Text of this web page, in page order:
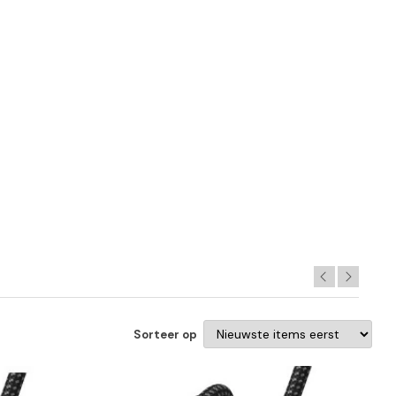
Sorteer op